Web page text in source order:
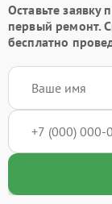
Оставьте заявку
первый ремонт.
бесплатно